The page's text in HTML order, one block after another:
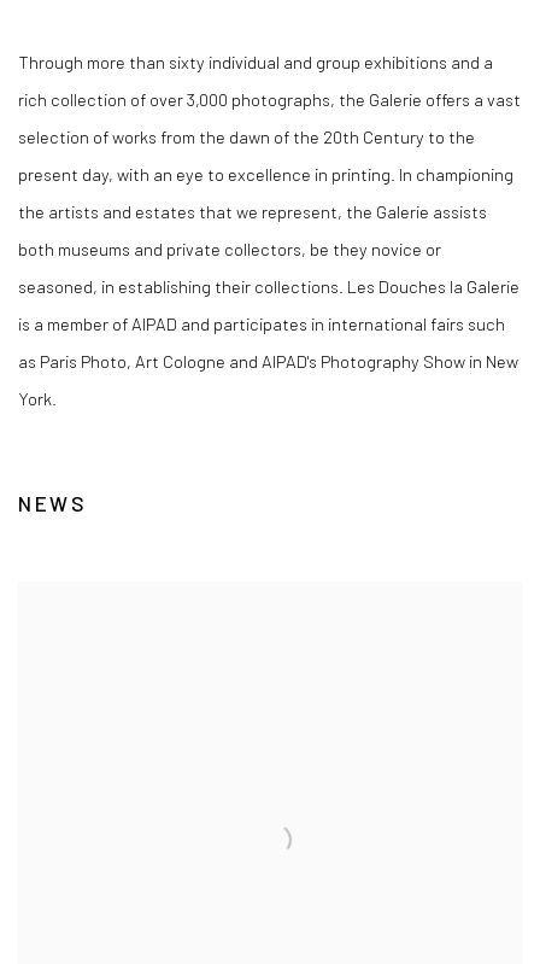
Through more than sixty individual and group exhibitions and a
rich collection of over 3,000 photographs, the Galerie offers a vast
selection of works from the dawn of the 20th Century to the
present day, with an eye to excellence in printing. In championing
the artists and estates that we represent, the Galerie assists
both museums and private collectors, be they novice or
seasoned, in establishing their collections. Les Douches la Galerie
is a member of AIPAD and participates in international fairs such
as Paris Photo, Art Cologne and AIPAD's Photography Show in New
York.
NEWS